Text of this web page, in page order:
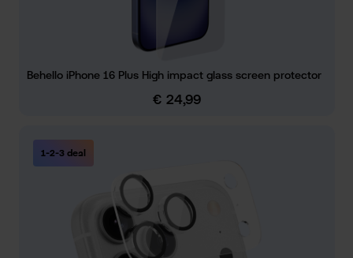
Behello iPhone 16 Plus High impact glass screen protector
Normale prijs:
€ 24,99
1-2-3 deal